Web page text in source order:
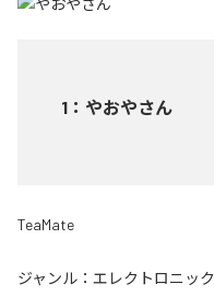
1 ： やおやさん
TeaMate
ジャンル： エレクトロニック